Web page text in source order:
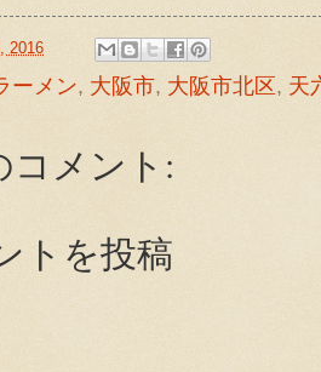
2016
ーメン, 大阪市, 大阪市北区, 天
コメント:
トを投稿